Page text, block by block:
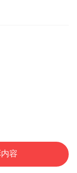
方向。本次省
以高新区高质
容